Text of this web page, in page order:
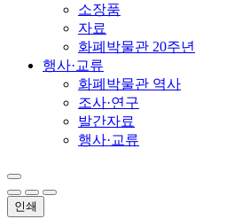
소장품
자료
화폐박물관 20주년
행사·교류
화폐박물관 역사
조사·연구
발간자료
행사·교류
인쇄